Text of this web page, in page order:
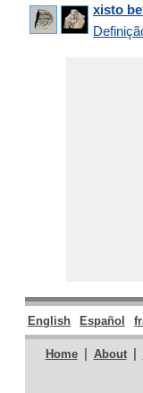
xisto
English Español
Home | About |